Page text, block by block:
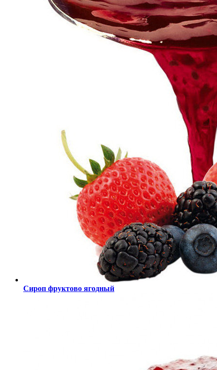
Сироп фруктово ягодный